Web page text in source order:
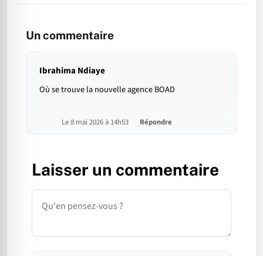
Un commentaire
Ibrahima Ndiaye
Où se trouve la nouvelle agence BOAD
Le 8 mai 2026 à 14h53 Répondre
Laisser un commentaire
Commentaire